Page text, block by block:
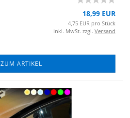
18,99 EUR
4,75 EUR pro Stück
inkl. MwSt. zzgl. Versand
ZUM ARTIKEL